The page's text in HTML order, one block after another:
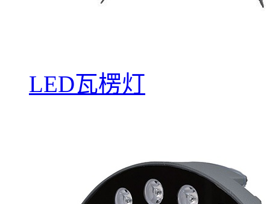
LED瓦楞灯